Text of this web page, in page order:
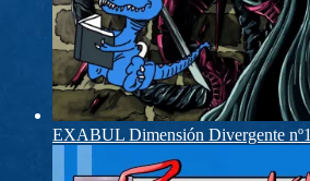
EXABUL Dimensión Divergente nº1